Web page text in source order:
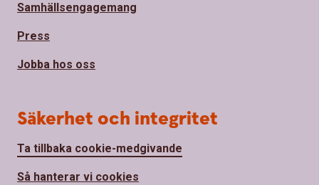
Samhällsengagemang
Press
Jobba hos oss
Säkerhet och integritet
Ta tillbaka cookie-medgivande
Så hanterar vi cookies